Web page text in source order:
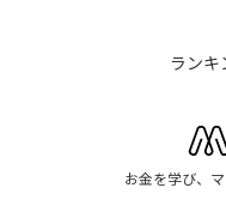
ランキ
お金を学び、